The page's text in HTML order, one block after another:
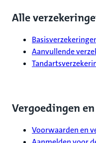
Alle
Aanvullende
Vergoedingen
Voorwaarden en